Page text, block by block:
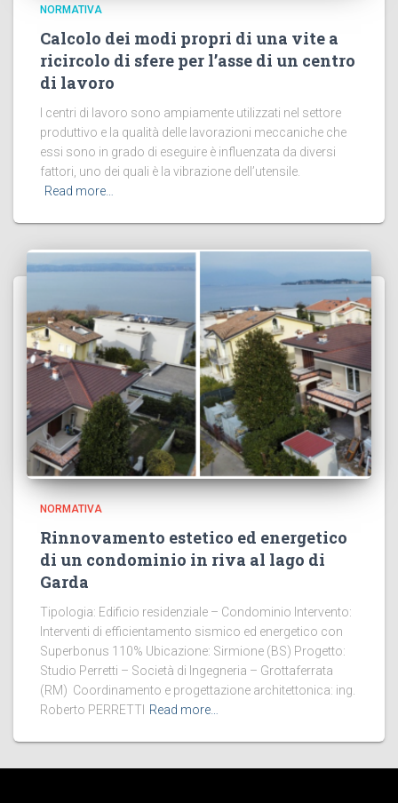
NORMATIVA
Calcolo dei modi propri di una vite a
ricircolo di sfere per l’asse di un centro
di lavoro
I centri di lavoro sono ampiamente utilizzati nel settore
produttivo e la qualità delle lavorazioni meccaniche che
essi sono in grado di eseguire è influenzata da diversi
fattori, uno dei quali è la vibrazione dell’utensile.
Read more…
NORMATIVA
Rinnovamento estetico ed energetico
di un condominio in riva al lago di
Garda
Tipologia: Edificio residenziale – Condominio Intervento:
Interventi di efficientamento sismico ed energetico con
Superbonus 110% Ubicazione: Sirmione (BS) Progetto:
Studio Perretti – Società di Ingegneria – Grottaferrata
(RM) Coordinamento e progettazione architettonica: ing.
Roberto PERRETTI Read more…